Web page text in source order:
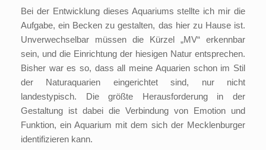
Bei der Entwicklung dieses Aquariums stellte ich mir die
Aufgabe, ein Becken zu gestalten, das hier zu Hause ist.
Unverwechselbar müssen die Kürzel „MV“ erkennbar
sein, und die Einrichtung der hiesigen Natur entsprechen.
Bisher war es so, dass all meine Aquarien schon im Stil
der Naturaquarien eingerichtet sind, nur nicht
landestypisch. Die größte Herausforderung in der
Gestaltung ist dabei die Verbindung von Emotion und
Funktion, ein Aquarium mit dem sich der Mecklenburger
identifizieren kann.